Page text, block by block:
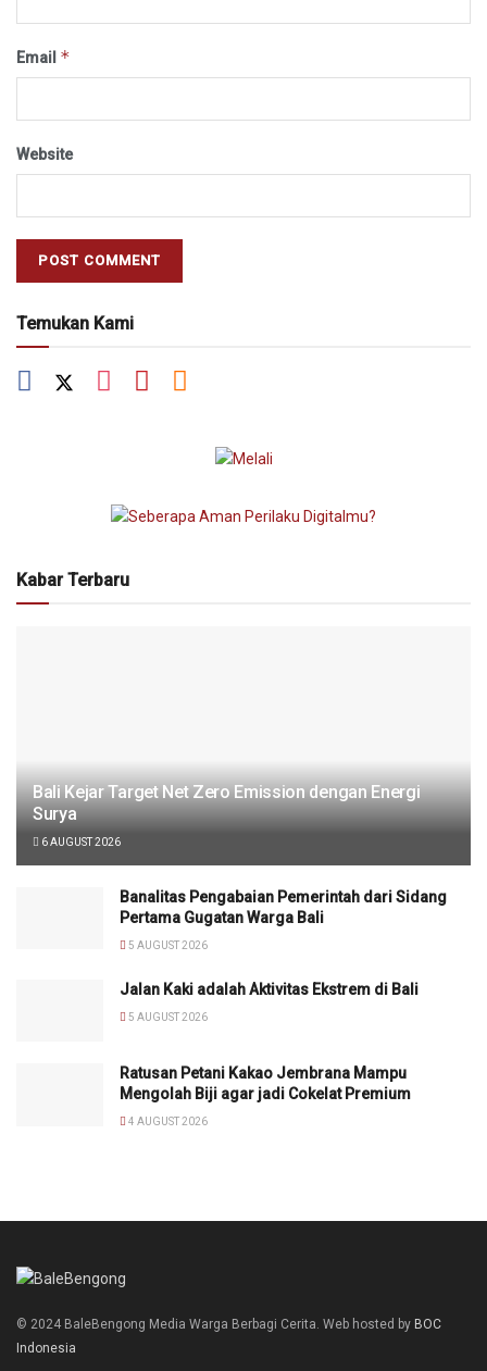
Email *
Website
Temukan Kami
Kabar Terbaru
Bali Kejar Target Net Zero Emission dengan Energi
Surya
6 AUGUST 2026
Banalitas Pengabaian Pemerintah dari Sidang
Pertama Gugatan Warga Bali
5 AUGUST 2026
Jalan Kaki adalah Aktivitas Ekstrem di Bali
5 AUGUST 2026
Ratusan Petani Kakao Jembrana Mampu
Mengolah Biji agar jadi Cokelat Premium
4 AUGUST 2026
© 2024 BaleBengong Media Warga Berbagi Cerita. Web hosted by BOC
Indonesia